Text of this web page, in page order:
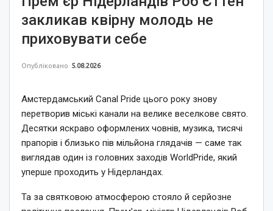
закликав квірну молодь не
приховувати себе
Опубліковано 5.08.2026
Амстердамський Canal Pride цього року знову
перетворив міські канали на велике веселкове свято.
Десятки яскраво оформлених човнів, музика, тисячі
прапорів і близько пів мільйона глядачів — саме так
виглядав один із головних заходів WorldPride, який
уперше проходить у Нідерландах.
Та за святковою атмосферою стояло й серйозне